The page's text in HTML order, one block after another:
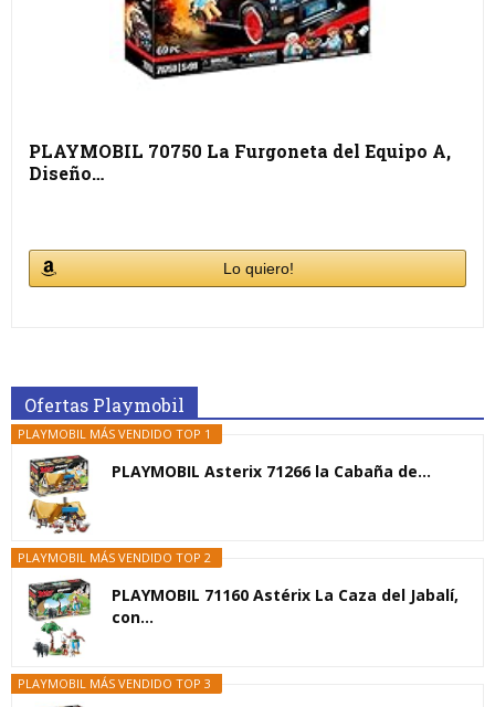
PLAYMOBIL 70750 La Furgoneta del Equipo A,
Diseño…
Lo quiero!
Ofertas Playmobil
PLAYMOBIL MÁS VENDIDO TOP 1
PLAYMOBIL Asterix 71266 la Cabaña de...
PLAYMOBIL MÁS VENDIDO TOP 2
PLAYMOBIL 71160 Astérix La Caza del Jabalí,
con...
PLAYMOBIL MÁS VENDIDO TOP 3